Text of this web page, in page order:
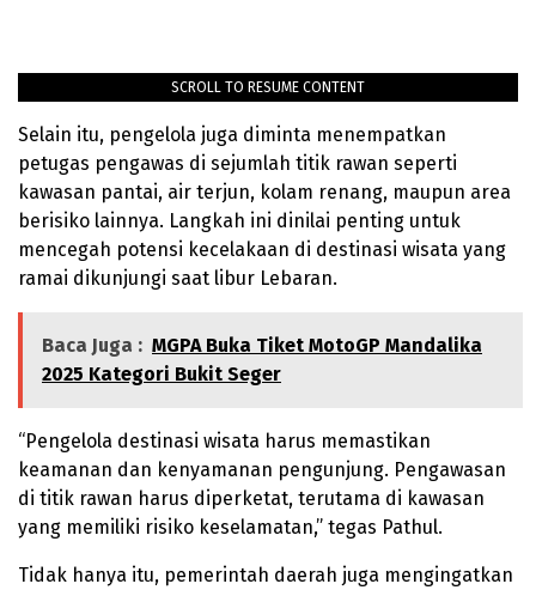
SCROLL TO RESUME CONTENT
Selain itu, pengelola juga diminta menempatkan
petugas pengawas di sejumlah titik rawan seperti
kawasan pantai, air terjun, kolam renang, maupun area
berisiko lainnya. Langkah ini dinilai penting untuk
mencegah potensi kecelakaan di destinasi wisata yang
ramai dikunjungi saat libur Lebaran.
Baca Juga : MGPA Buka Tiket MotoGP Mandalika
2025 Kategori Bukit Seger
“Pengelola destinasi wisata harus memastikan
keamanan dan kenyamanan pengunjung. Pengawasan
di titik rawan harus diperketat, terutama di kawasan
yang memiliki risiko keselamatan,” tegas Pathul.
Tidak hanya itu, pemerintah daerah juga mengingatkan